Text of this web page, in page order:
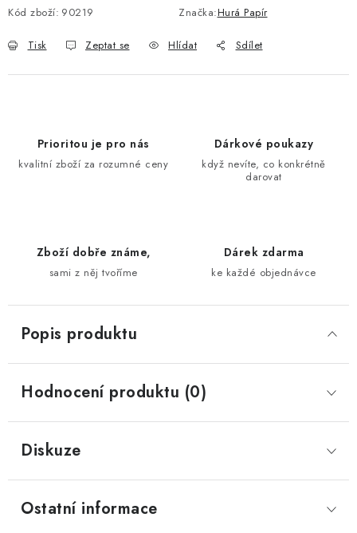
Kód zboží: 90219 Značka:Hurá Papír
Tisk Zeptat se Hlídat Sdílet
Prioritou je pro nás
kvalitní zboží za rozumné ceny
Dárkové poukazy
když nevíte, co konkrétně
darovat
Zboží dobře známe,
sami z něj tvoříme
Dárek zdarma
ke každé objednávce
Popis produktu
Hodnocení produktu (0)
Diskuze
Ostatní informace